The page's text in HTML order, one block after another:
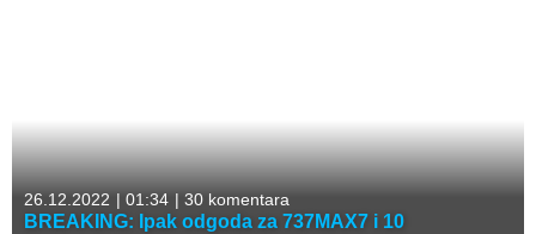
26.12.2022 | 01:34 | 30 komentara
BREAKING: Ipak odgoda za 737MAX7 i 10